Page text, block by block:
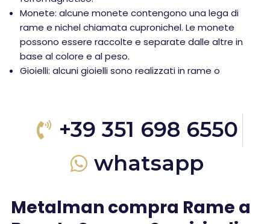
Monete: alcune monete contengono una lega di
rame e nichel chiamata cupronichel. Le monete
possono essere raccolte e separate dalle altre in
base al colore e al peso.
Gioielli: alcuni gioielli sono realizzati in rame o
+39 351 698 6550
whatsapp
Metalman compra Rame a